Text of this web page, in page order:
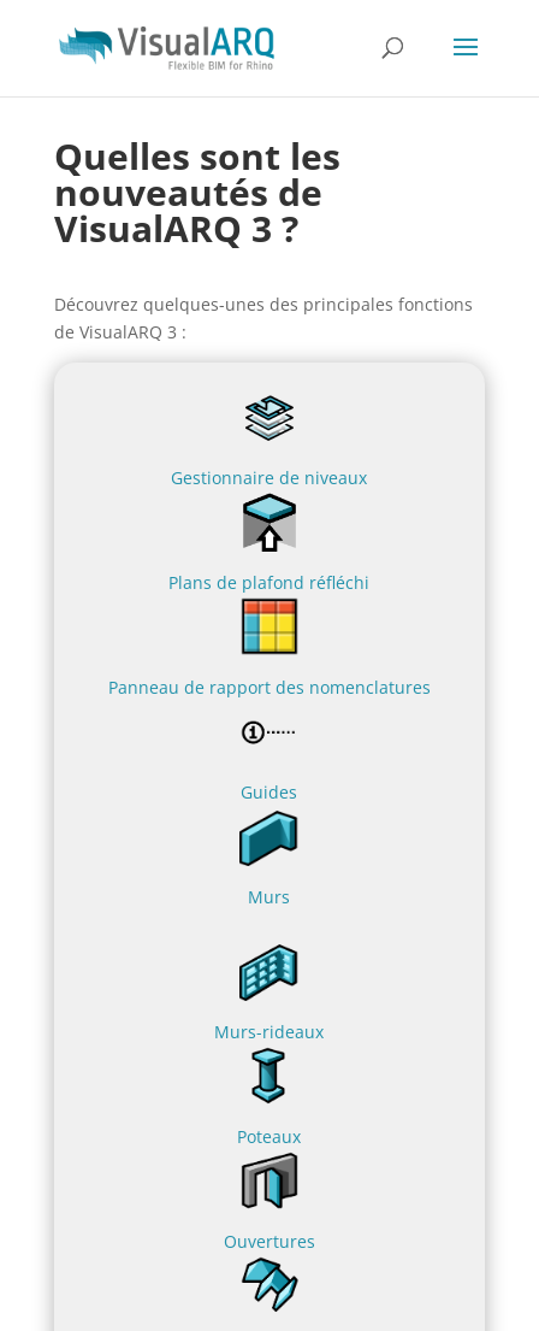
Quelles sont les
nouveautés de
VisualARQ 3 ?
Découvrez quelques-unes des principales fonctions
de VisualARQ 3 :
Gestionnaire de niveaux
Plans de plafond réfléchi
Panneau de rapport des nomenclatures
Guides
Murs
Murs-rideaux
Poteaux
Ouvertures